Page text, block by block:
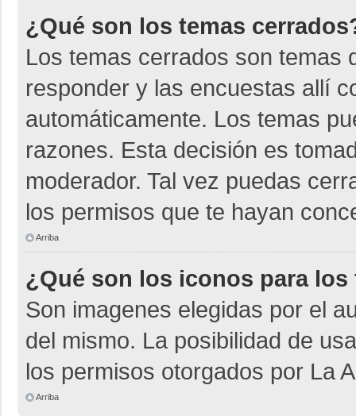
¿Qué son los temas
Los temas cerrados son temas
responder y las encuestas allí
automáticamente. Los temas
razones. Esta decisión es
moderador. Tal vez puedas
los permisos que te hayan
Arriba
¿Qué son los iconos para los
Son imagenes elegidas por el
del mismo. La posibilidad de
los permisos otorgados por La
Arriba